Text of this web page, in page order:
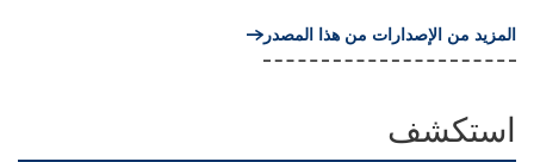
المزيد من الإصدارات من هذا المصدر
استكشف